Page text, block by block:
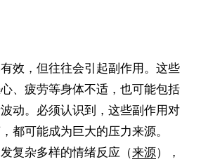
效，但往往会引起副作用。这些
、疲劳等身体不适，也可能包括
动。必须认识到，这些副作用对
都可能成为巨大的压力来源。
复杂多样的情绪反应（来源），